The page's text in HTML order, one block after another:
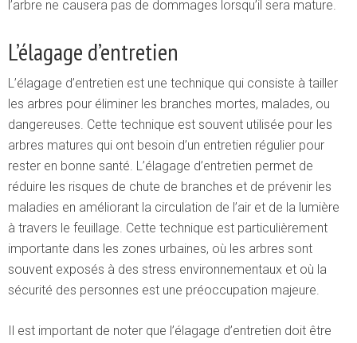
l’arbre ne causera pas de dommages lorsqu’il sera mature.
L’élagage d’entretien
L’élagage d’entretien est une technique qui consiste à tailler
les arbres pour éliminer les branches mortes, malades, ou
dangereuses. Cette technique est souvent utilisée pour les
arbres matures qui ont besoin d’un entretien régulier pour
rester en bonne santé. L’élagage d’entretien permet de
réduire les risques de chute de branches et de prévenir les
maladies en améliorant la circulation de l’air et de la lumière
à travers le feuillage. Cette technique est particulièrement
importante dans les zones urbaines, où les arbres sont
souvent exposés à des stress environnementaux et où la
sécurité des personnes est une préoccupation majeure.
Il est important de noter que l’élagage d’entretien doit être